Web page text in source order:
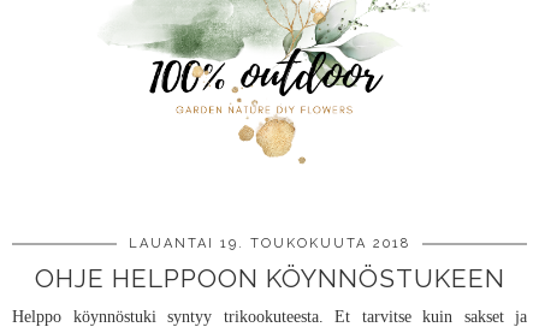
LAUANTAI 19. TOUKOKUUTA 2018
OHJE HELPPOON KÖYNNÖSTUKEEN
Helppo köynnöstuki syntyy trikookuteesta. Et tarvitse kuin sakset ja